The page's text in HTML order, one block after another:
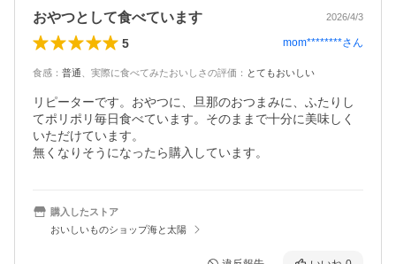
おやつとして食べています 2026/4/3
5 mom********さん
食感 ： 普通 実際に食べてみたおいしさの評価 ： とてもおいしい
リピーターです。おやつに、旦那のおつまみに、ふたりし
てポリポリ毎日食べています。そのままで十分に美味しく
いただけています。
購入したストア
おいしいものショップ海と太陽